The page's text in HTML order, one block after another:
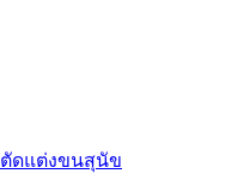
ตัดแต่งขนสุนัข